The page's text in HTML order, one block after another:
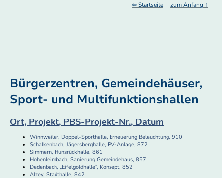
⇦ Startseite zum Anfang ↑
Bürgerzentren, Gemeindehäuser,
Sport- und Multifunktionshallen
Ort, Projekt, PBS-Projekt-Nr., Datum
Winnweiler, Doppel-Sporthalle, Erneuerung Beleuchtung, 910
Schalkenbach, Jägersberghalle, PV-Anlage, 872
Simmern, Hunsrückhalle, 861
Hohenleimbach, Sanierung Gemeindehaus, 857
Dedenbach, „Eifelgoldhalle“, Konzept, 852
Alzey, Stadthalle, 842